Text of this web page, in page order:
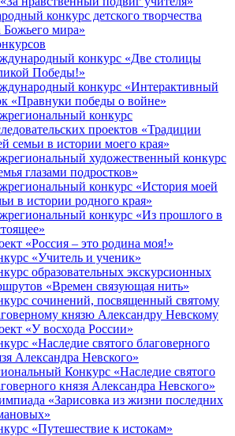
конкурс детского творчества
Божьего мира»
конкурс «Две столицы
Победы!»
конкурс «Интерактивный
«Правнуки победы о войне»
конкурс
проектов «Традиции
семьи в истории моего края»
художественный конкурс
глазами подростков»
конкурс «История моей
в истории родного края»
конкурс «Из прошлого в
«Россия – это родина моя!»
«Учитель и ученик»
образовательных экскурсионных
«Времен связующая нить»
сочинений, посвященный святому
князю Александру Невскому
«У восхода России»
«Наследие святого благоверного
Александра Невского»
Конкурс «Наследие святого
князя Александра Невского»
«Зарисовка из жизни последних
«Путешествие к истокам»